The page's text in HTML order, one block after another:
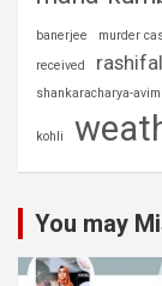
banerjee murder
received
rashifal
shankaracharya-
kohli
You may